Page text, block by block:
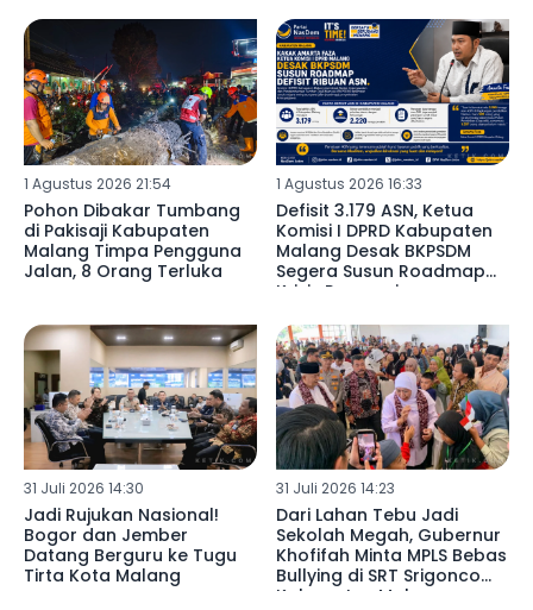
1 Agustus 2026 21:54
Pohon Dibakar Tumbang
di Pakisaji Kabupaten
Malang Timpa Pengguna
Jalan, 8 Orang Terluka
1 Agustus 2026 16:33
Defisit 3.179 ASN, Ketua
Komisi I DPRD Kabupaten
Malang Desak BKPSDM
Segera Susun Roadmap
Krisis Pegawai ‎
31 Juli 2026 14:30
‎Jadi Rujukan Nasional!
Bogor dan Jember
Datang Berguru ke Tugu
Tirta Kota Malang ‎
31 Juli 2026 14:23
Dari Lahan Tebu Jadi
Sekolah Megah, Gubernur
Khofifah Minta MPLS Bebas
Bullying di SRT Srigonco
Kabupaten Malang ‎